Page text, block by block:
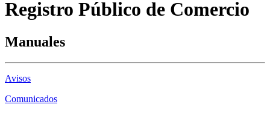
Registro Público de Comercio
Manuales
Avisos
Comunicados